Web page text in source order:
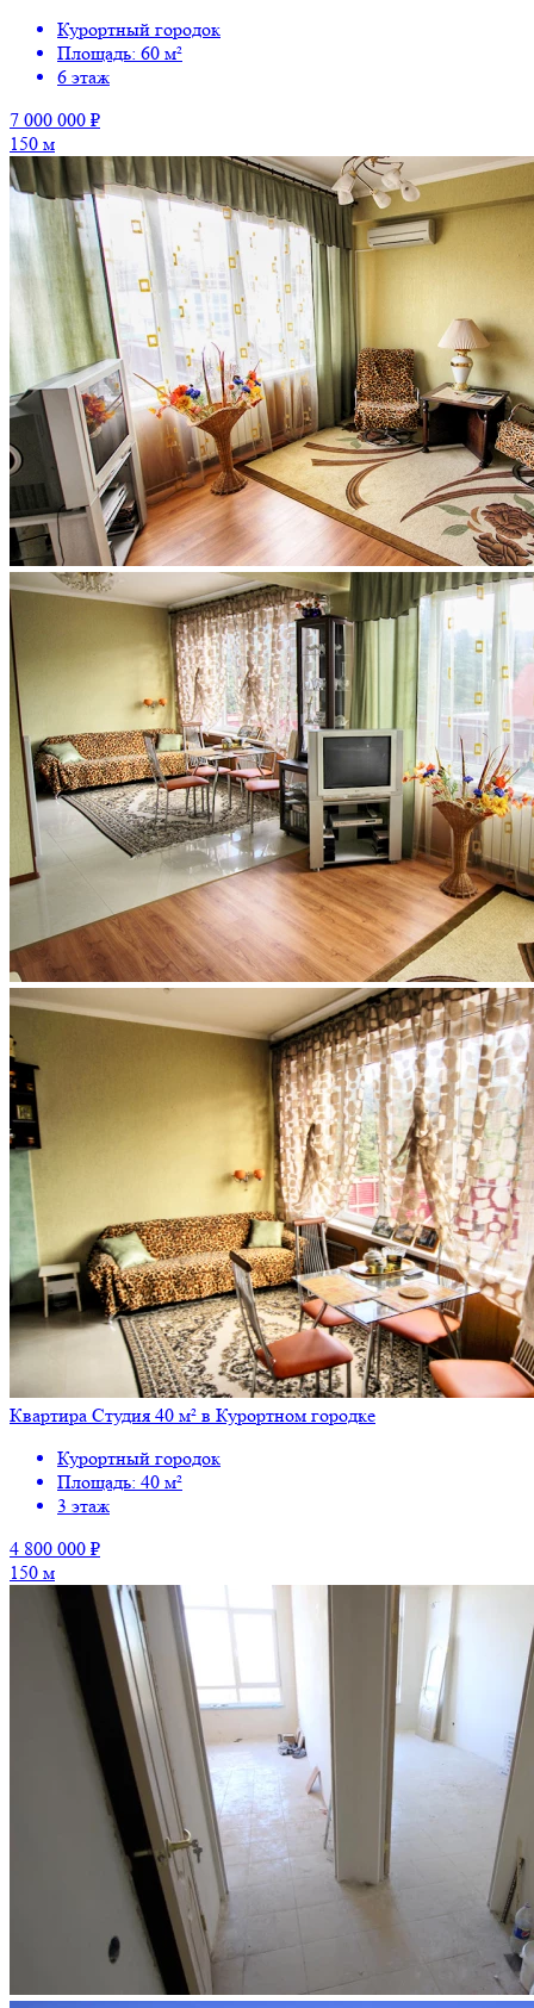
Курортный городок
Площадь: 60 м²
6 этаж
7 000 000 ₽
150 м
Квартира Студия 40 м² в Курортном городке
Курортный городок
Площадь: 40 м²
3 этаж
4 800 000 ₽
150 м